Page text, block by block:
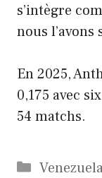
s’intègre
nous l’avons
En 2025,
0,175 avec
54 matchs.
Catégories
Venezuela